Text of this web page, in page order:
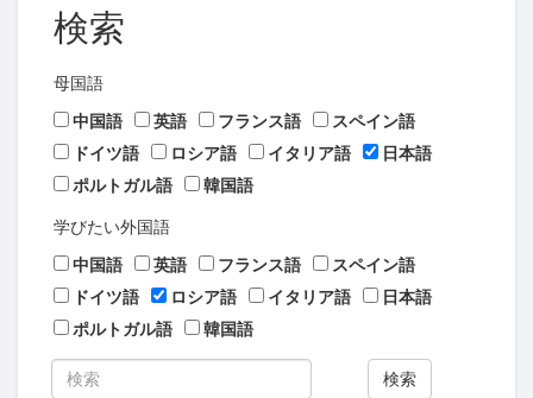
検索
母国語
中国語
英語 フランス語
スペイン語
ドイツ語
ロシア語 イタリア語
日本語
ポルトガル語
韓国語
学びたい外国語
中国語
英語 フランス語
スペイン語
ドイツ語
ロシア語 イタリア語
日本語
ポルトガル語
韓国語
検索